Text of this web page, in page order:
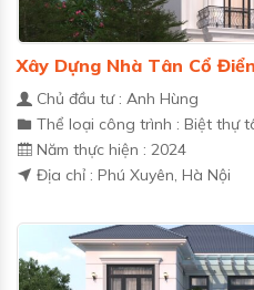
Xây Dựng Nhà Tân Cổ
Chủ đầu tư : Anh Hùng
Thể loại công trình : Biệt thự
Năm thực hiện : 2024
Địa chỉ : Phú Xuyên, Hà Nội